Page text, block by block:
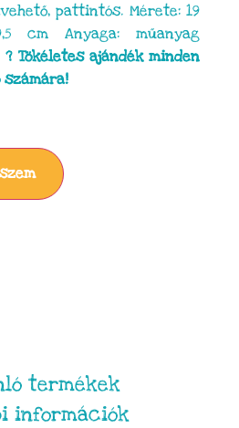
pattintós. Mérete: 19
cm Anyaga: műanyag
? Tökéletes ajándék minden
számára!
termékek
információk